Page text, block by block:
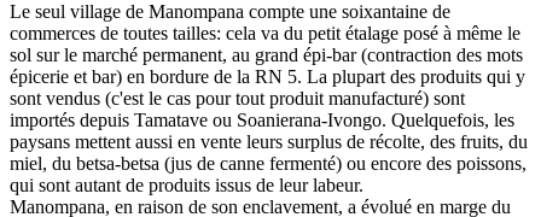
Le seul village de Manompana compte une soixantaine de
commerces de toutes tailles: cela va du petit étalage posé à même le
sol sur le marché permanent, au grand épi-bar (contraction des mots
épicerie et bar) en bordure de la RN 5. La plupart des produits qui y
sont vendus (c'est le cas pour tout produit manufacturé) sont
importés depuis Tamatave ou Soanierana-Ivongo. Quelquefois, les
paysans mettent aussi en vente leurs surplus de récolte, des fruits, du
miel, du betsa-betsa (jus de canne fermenté) ou encore des poissons,
qui sont autant de produits issus de leur labeur.
Manompana, en raison de son enclavement, a évolué en marge du